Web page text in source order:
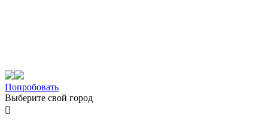
Попробовать
Выберите свой город
